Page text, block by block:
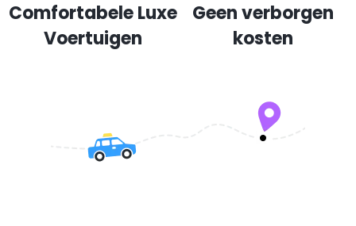
Comfortabele Luxe
Voertuigen
Geen verborgen
kosten